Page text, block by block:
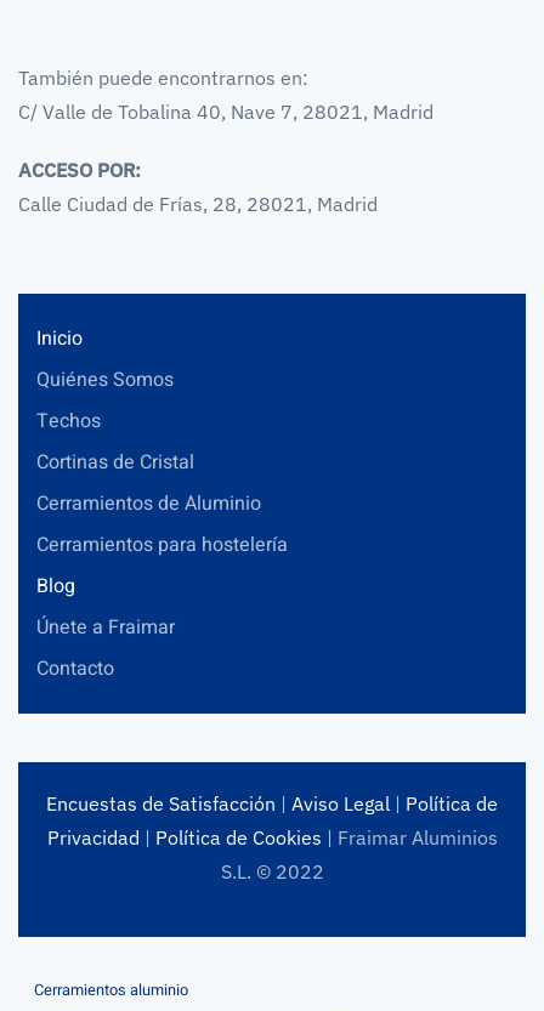
También puede encontrarnos en:
C/ Valle de Tobalina 40, Nave 7, 28021, Madrid
ACCESO POR:
Calle Ciudad de Frías, 28, 28021, Madrid
Inicio
Quiénes Somos
Techos
Cortinas de Cristal
Cerramientos de Aluminio
Cerramientos para hostelería
Blog
Únete a Fraimar
Contacto
Encuestas de Satisfacción | Aviso Legal | Política de
Privacidad | Política de Cookies | Fraimar Aluminios
S.L. © 2022
Cerramientos aluminio